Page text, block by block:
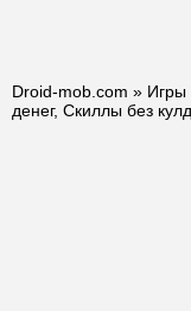
Droid-mob.com » Игры
денег, Скиллы без